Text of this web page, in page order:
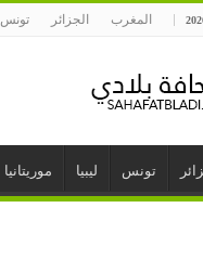
المغرب الجزائر تونس
تونس ليبيا موريتانيا